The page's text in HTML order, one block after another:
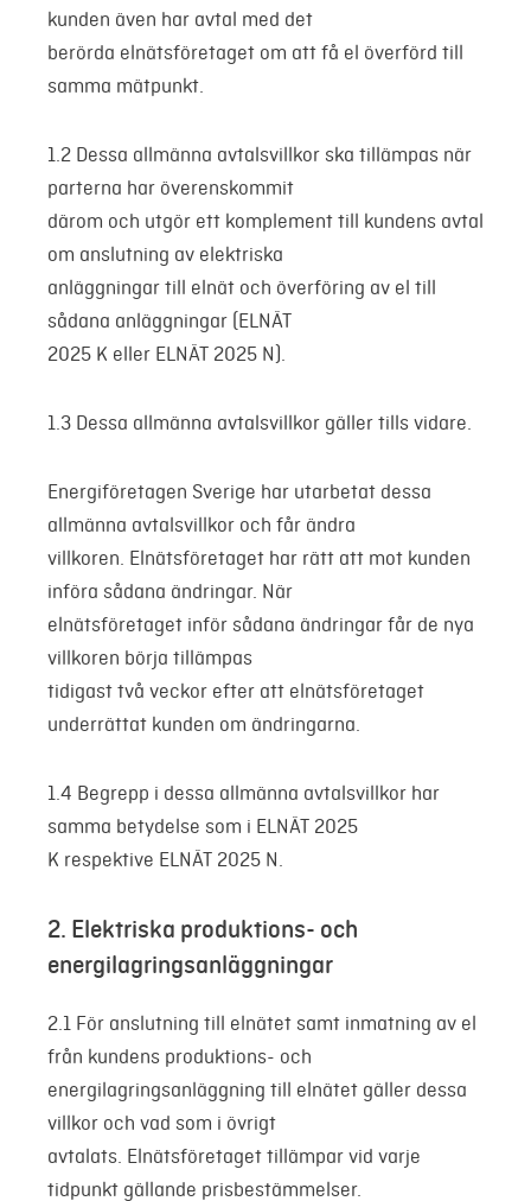
kunden även har avtal med det
berörda elnätsföretaget om att få el överförd till
samma mätpunkt.
1.2 Dessa allmänna avtalsvillkor ska tillämpas när
parterna har överenskommit
därom och utgör ett komplement till kundens avtal
om anslutning av elektriska
anläggningar till elnät och överföring av el till
sådana anläggningar (ELNÄT
2025 K eller ELNÄT 2025 N).
1.3 Dessa allmänna avtalsvillkor gäller tills vidare.
Energiföretagen Sverige har utarbetat dessa
allmänna avtalsvillkor och får ändra
villkoren. Elnätsföretaget har rätt att mot kunden
införa sådana ändringar. När
elnätsföretaget inför sådana ändringar får de nya
villkoren börja tillämpas
tidigast två veckor efter att elnätsföretaget
underrättat kunden om ändringarna.
1.4 Begrepp i dessa allmänna avtalsvillkor har
samma betydelse som i ELNÄT 2025
K respektive ELNÄT 2025 N.
2. Elektriska produktions- och
energilagringsanläggningar
2.1 För anslutning till elnätet samt inmatning av el
från kundens produktions- och
energilagringsanläggning till elnätet gäller dessa
villkor och vad som i övrigt
avtalats. Elnätsföretaget tillämpar vid varje
tidpunkt gällande prisbestämmelser.